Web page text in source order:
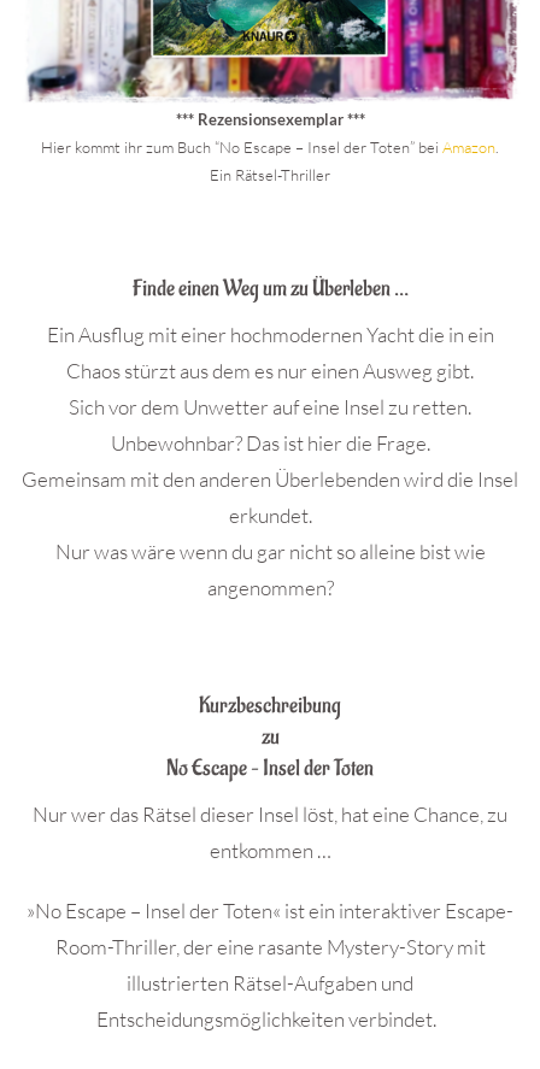
*** Rezensionsexemplar ***
Hier kommt ihr zum Buch “No Escape – Insel der Toten” bei Amazon
Ein Rätsel-Thriller
Finde einen Weg um zu Überleben …
Ein Ausflug mit einer hochmodernen Yacht die in ein
Chaos stürzt aus dem es nur einen Ausweg gibt.
Sich vor dem Unwetter auf eine Insel zu retten.
Unbewohnbar? Das ist hier die Frage.
Gemeinsam mit den anderen Überlebenden wird die Insel
erkundet.
Nur was wäre wenn du gar nicht so alleine bist wie
angenommen?
Kurzbeschreibung
zu
No Escape – Insel der Toten
Nur wer das Rätsel dieser Insel löst, hat eine Chance, zu
entkommen …
»No Escape – Insel der Toten« ist ein interaktiver Escape-
Room-Thriller, der eine rasante Mystery-Story mit
illustrierten Rätsel-Aufgaben und
Entscheidungsmöglichkeiten verbindet.